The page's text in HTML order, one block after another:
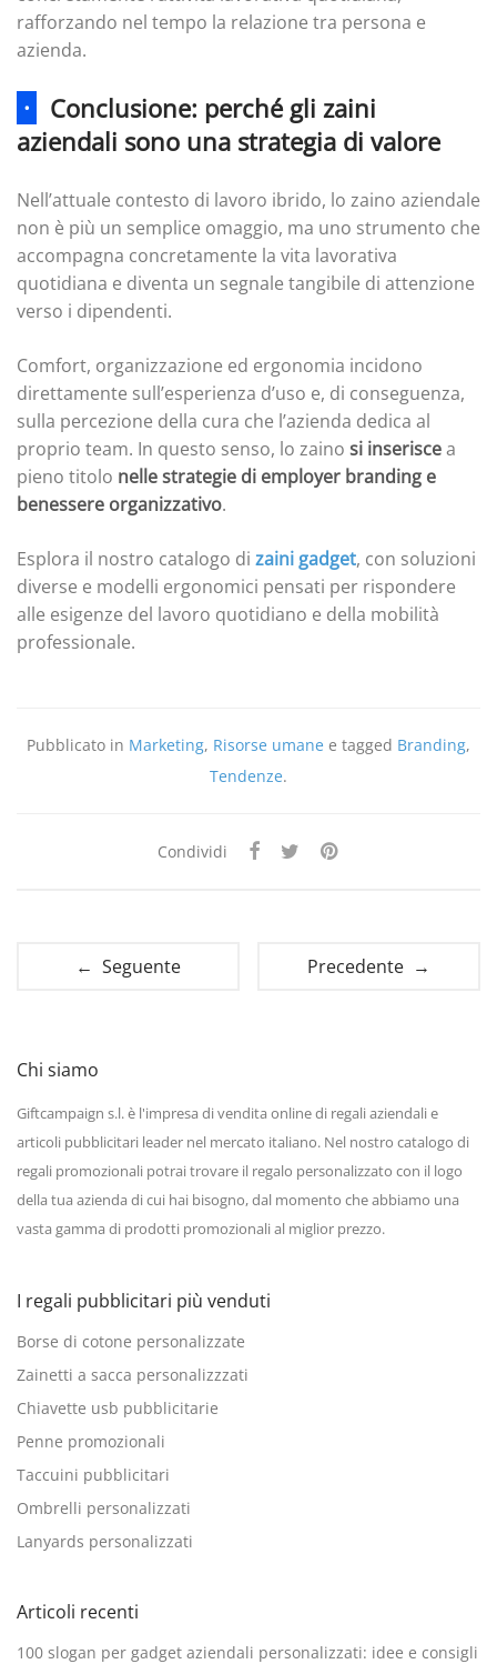
rafforzando nel tempo la relazione tra persona e
azienda.
·
Conclusione: perché gli zaini
aziendali sono una strategia di valore
Nell’attuale contesto di lavoro ibrido, lo zaino aziendale
non è più un semplice omaggio, ma uno strumento che
accompagna concretamente la vita lavorativa
quotidiana e diventa un segnale tangibile di attenzione
verso i dipendenti.
Comfort, organizzazione ed ergonomia incidono
direttamente sull’esperienza d’uso e, di conseguenza,
sulla percezione della cura che l’azienda dedica al
proprio team. In questo senso, lo zaino si inseriscea
pieno titolo nelle strategie di employer branding e
benessere organizzativo.
Esplora il nostro catalogo di zaini gadget, con soluzioni
diverse e modelli ergonomici pensati per rispondere
alle esigenze del lavoro quotidiano e della mobilità
professionale.
Pubblicato in Marketing, Risorse umane e tagged Branding,
Tendenze.
Condividi
← Seguente Precedente →
Chi siamo
Giftcampaign s.l. è l'impresa di vendita online di regali aziendali e
articoli pubblicitari leader nel mercato italiano. Nel nostro catalogo di
regali promozionali potrai trovare il regalo personalizzato con il logo
della tua azienda di cui hai bisogno, dal momento che abbiamo una
vasta gamma di prodotti promozionali al miglior prezzo.
I regali pubblicitari più venduti
Borse di cotone personalizzate
Zainetti a sacca personalizzzati
Chiavette usb pubblicitarie
Penne promozionali
Taccuini pubblicitari
Ombrelli personalizzati
Lanyards personalizzati
Articoli recenti
100 slogan per gadget aziendali personalizzati: idee e consigli